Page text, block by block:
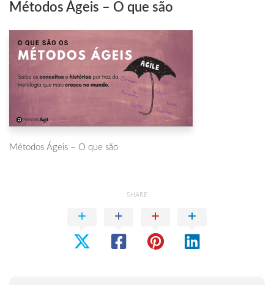
Métodos Ágeis – O que são
Métodos Ágeis – O que são
SHARE